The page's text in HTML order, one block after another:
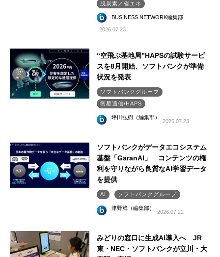
脱炭素／省エネ
BUSINESS NETWORK編集部
2026.07.23
“空飛ぶ基地局”HAPSの試験サービ
スを8月開始、ソフトバンクが準備
状況を発表
ソフトバンクグループ
衛星通信/HAPS
坪田弘樹（編集部）
2026.07.23
ソフトバンクがデータエコシステム
基盤「GaranAI」 コンテンツの権
利を守りながら良質なAI学習データ
を提供
AI ソフトバンクグループ
津野篤（編集部）
2026.07.22
みどりの窓口に生成AI導入へ JR
東・NEC・ソフトバンクが立川・大